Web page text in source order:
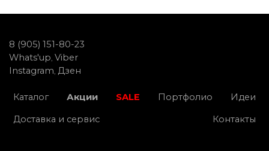
8 (905) 151-80-23
Whats'up, Viber
Instagram, Дзен
Каталог Акции SALE Портфолио Идеи
Доставка и сервис Контакты